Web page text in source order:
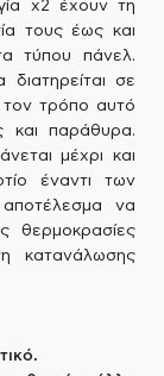
x2 έχουν τη
τους έως και
τύπου πάνελ.
διατηρείται σε
τον τρόπο αυτό
και παράθυρα.
μέχρι και
έναντι των
να
θερμοκρασίες
κατανάλωσης